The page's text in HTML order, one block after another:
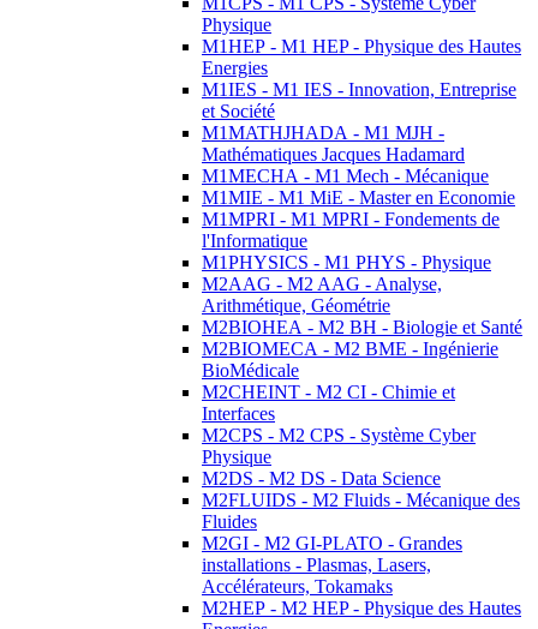
Physique
M1HEP - M1 HEP - Physique des Hautes
Energies
M1IES - M1 IES - Innovation, Entreprise
et Société
M1MATHJHADA - M1 MJH -
Mathématiques Jacques Hadamard
M1MECHA - M1 Mech - Mécanique
M1MIE - M1 MiE - Master en Economie
M1MPRI - M1 MPRI - Fondements de
l'Informatique
M1PHYSICS - M1 PHYS - Physique
M2AAG - M2 AAG - Analyse,
Arithmétique, Géométrie
M2BIOHEA - M2 BH - Biologie et Santé
M2BIOMECA - M2 BME - Ingénierie
BioMédicale
M2CHEINT - M2 CI - Chimie et
Interfaces
M2CPS - M2 CPS - Système Cyber
Physique
M2DS - M2 DS - Data Science
M2FLUIDS - M2 Fluids - Mécanique des
Fluides
M2GI - M2 GI-PLATO - Grandes
installations - Plasmas, Lasers,
Accélérateurs, Tokamaks
M2HEP - M2 HEP - Physique des Hautes